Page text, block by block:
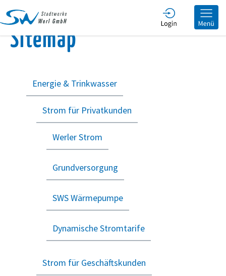
Sitemap
Energie & Trinkwasser
Strom für Privatkunden
Werler Strom
Grundversorgung
SWS Wärmepumpe
Dynamische Stromtarife
Strom für Geschäftskunden